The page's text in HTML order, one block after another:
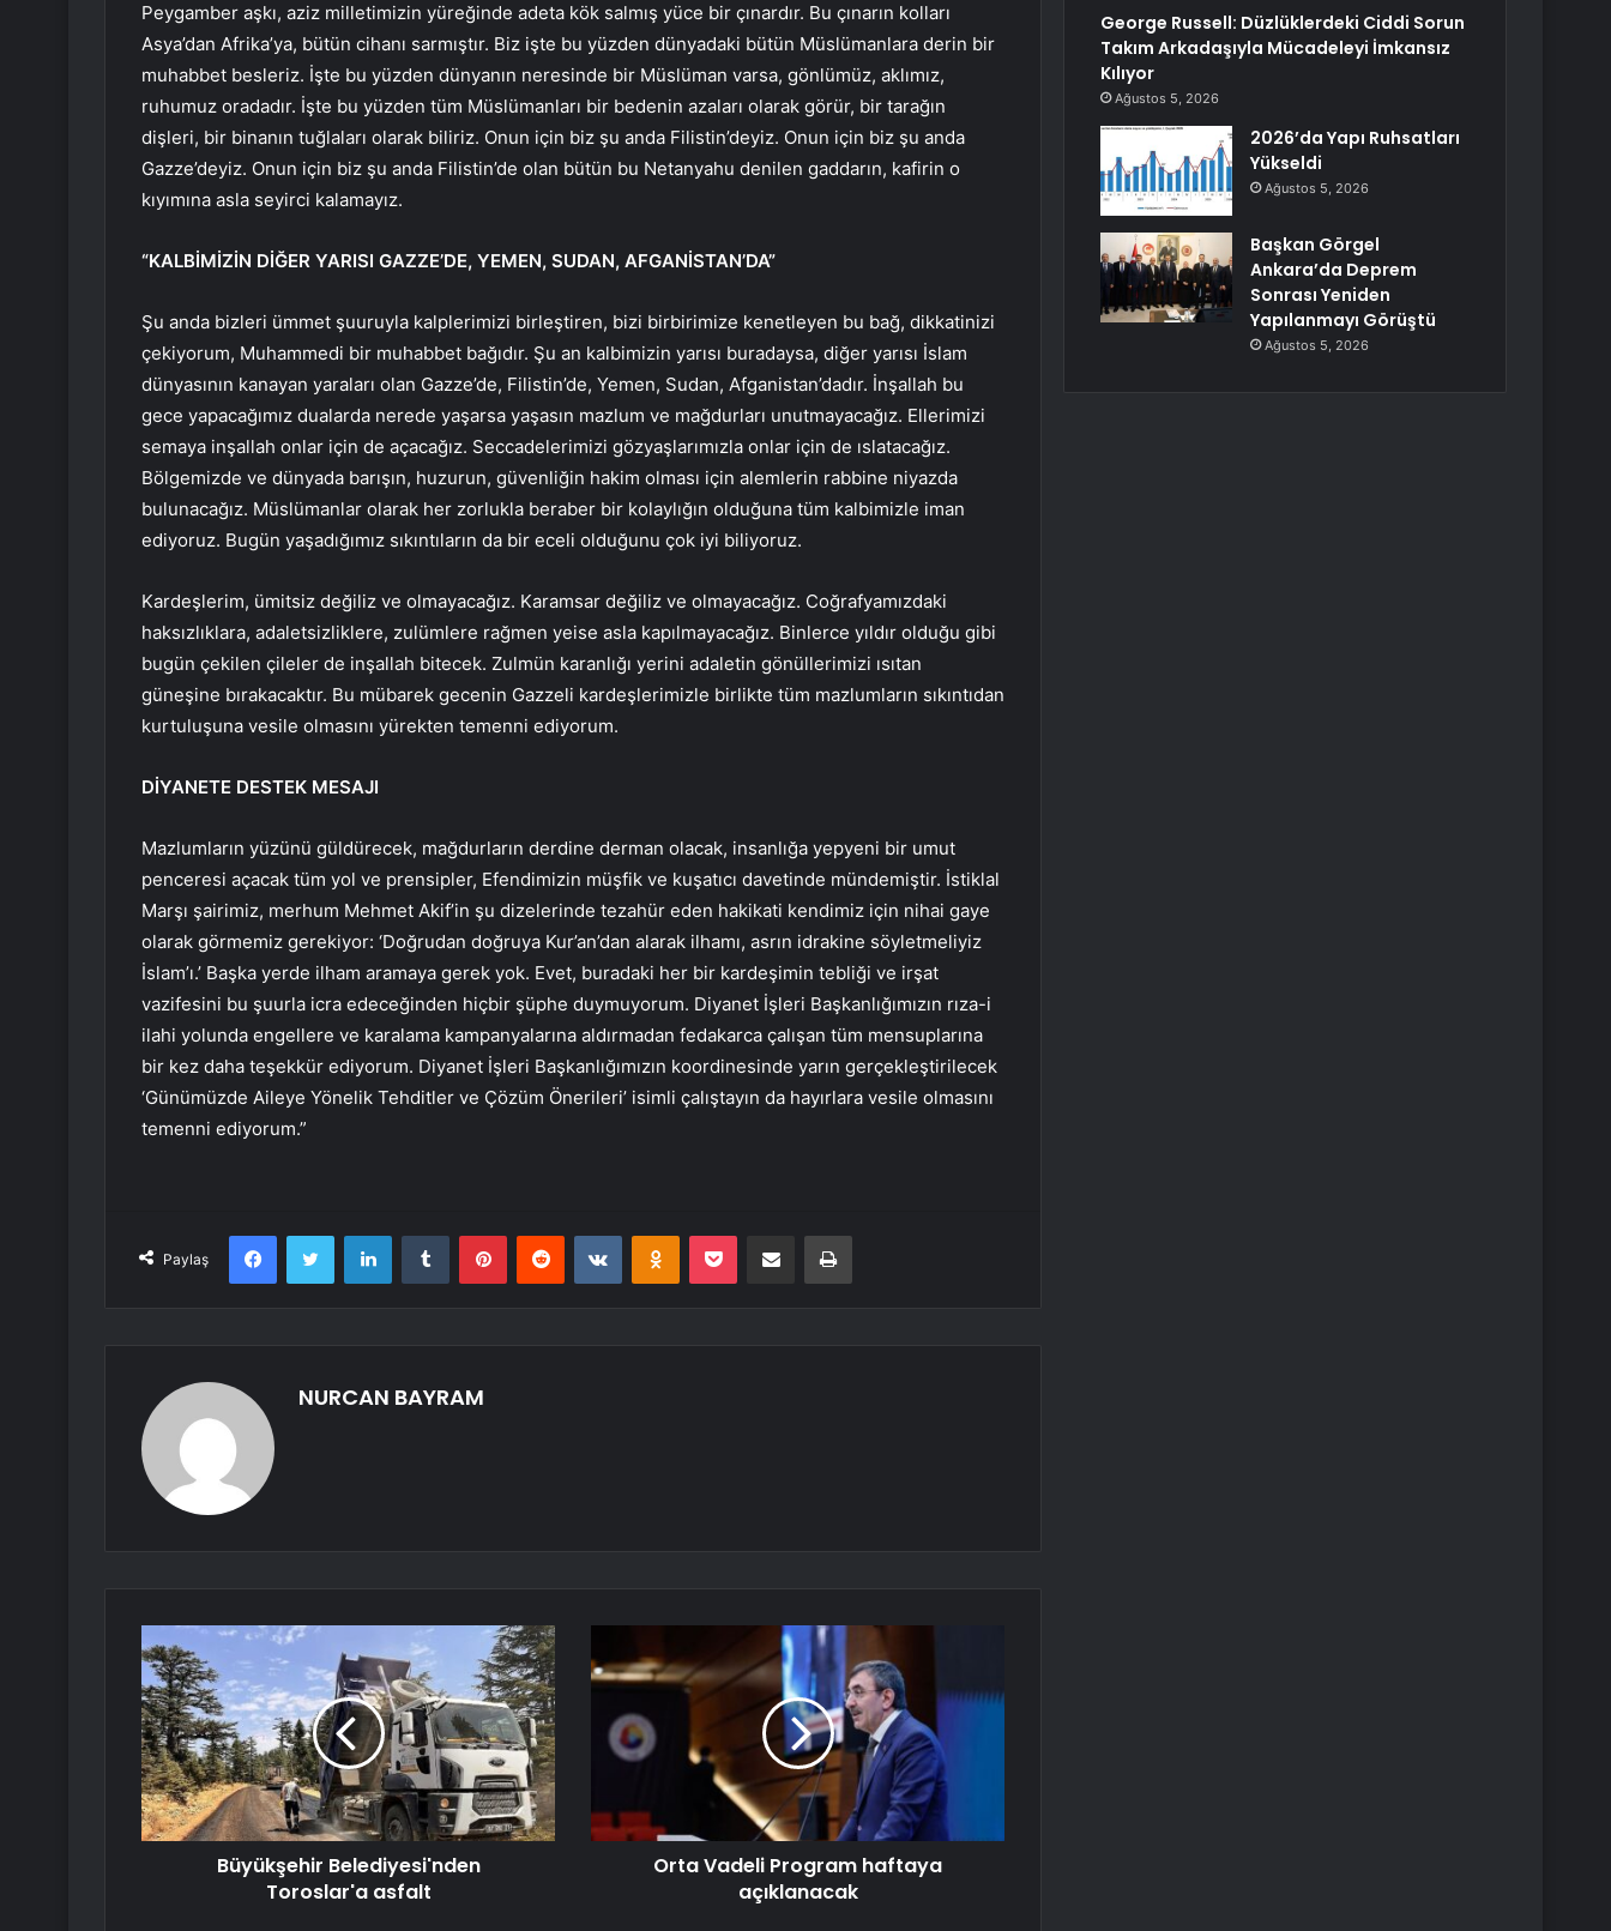
Peygamber aşkı, aziz milletimizin yüreğinde adeta kök salmış yüce bir çınardır. Bu çınarın kolları
Asya’dan Afrika’ya, bütün cihanı sarmıştır. Biz işte bu yüzden dünyadaki bütün Müslümanlara derin bir
muhabbet besleriz. İşte bu yüzden dünyanın neresinde bir Müslüman varsa, gönlümüz, aklımız,
ruhumuz oradadır. İşte bu yüzden tüm Müslümanları bir bedenin azaları olarak görür, bir tarağın
dişleri, bir binanın tuğlaları olarak biliriz. Onun için biz şu anda Filistin’deyiz. Onun için biz şu anda
Gazze’deyiz. Onun için biz şu anda Filistin’de olan bütün bu Netanyahu denilen gaddarın, kafirin o
kıyımına asla seyirci kalamayız.
“KALBİMİZİN DİĞER YARISI GAZZE’DE, YEMEN, SUDAN, AFGANİSTAN’DA”
Şu anda bizleri ümmet şuuruyla kalplerimizi birleştiren, bizi birbirimize kenetleyen bu bağ, dikkatinizi
çekiyorum, Muhammedi bir muhabbet bağıdır. Şu an kalbimizin yarısı buradaysa, diğer yarısı İslam
dünyasının kanayan yaraları olan Gazze’de, Filistin’de, Yemen, Sudan, Afganistan’dadır. İnşallah bu
gece yapacağımız dualarda nerede yaşarsa yaşasın mazlum ve mağdurları unutmayacağız. Ellerimizi
semaya inşallah onlar için de açacağız. Seccadelerimizi gözyaşlarımızla onlar için de ıslatacağız.
Bölgemizde ve dünyada barışın, huzurun, güvenliğin hakim olması için alemlerin rabbine niyazda
bulunacağız. Müslümanlar olarak her zorlukla beraber bir kolaylığın olduğuna tüm kalbimizle iman
ediyoruz. Bugün yaşadığımız sıkıntıların da bir eceli olduğunu çok iyi biliyoruz.
Kardeşlerim, ümitsiz değiliz ve olmayacağız. Karamsar değiliz ve olmayacağız. Coğrafyamızdaki
haksızlıklara, adaletsizliklere, zulümlere rağmen yeise asla kapılmayacağız. Binlerce yıldır olduğu gibi
bugün çekilen çileler de inşallah bitecek. Zulmün karanlığı yerini adaletin gönüllerimizi ısıtan
güneşine bırakacaktır. Bu mübarek gecenin Gazzeli kardeşlerimizle birlikte tüm mazlumların sıkıntıdan
kurtuluşuna vesile olmasını yürekten temenni ediyorum.
DİYANETE DESTEK MESAJI
Mazlumların yüzünü güldürecek, mağdurların derdine derman olacak, insanlığa yepyeni bir umut
penceresi açacak tüm yol ve prensipler, Efendimizin müşfik ve kuşatıcı davetinde mündemiştir. İstiklal
Marşı şairimiz, merhum Mehmet Akif’in şu dizelerinde tezahür eden hakikati kendimiz için nihai gaye
olarak görmemiz gerekiyor: ‘Doğrudan doğruya Kur’an’dan alarak ilhamı, asrın idrakine söyletmeliyiz
İslam’ı.’ Başka yerde ilham aramaya gerek yok. Evet, buradaki her bir kardeşimin tebliği ve irşat
vazifesini bu şuurla icra edeceğinden hiçbir şüphe duymuyorum. Diyanet İşleri Başkanlığımızın rıza-i
ilahi yolunda engellere ve karalama kampanyalarına aldırmadan fedakarca çalışan tüm mensuplarına
bir kez daha teşekkür ediyorum. Diyanet İşleri Başkanlığımızın koordinesinde yarın gerçekleştirilecek
‘Günümüzde Aileye Yönelik Tehditler ve Çözüm Önerileri’ isimli çalıştayın da hayırlara vesile olmasını
temenni ediyorum.”
Paylaş
FacebookTwitter LinkedInTumblr PinterestReddit VKontakteOdnoklassniki
Pocket E-Posta ile paylaş Yazdır
NURCAN BAYRAM
Büyükşehir Belediyesi'nden
Toroslar'a asfalt
Orta Vadeli Program haftaya
açıklanacak
George Russell: Düzlüklerdeki Ciddi Sorun
Takım Arkadaşıyla Mücadeleyi İmkansız
Kılıyor
Ağustos 5, 2026
2026’da Yapı Ruhsatları
Yükseldi
Ağustos 5, 2026
Başkan Görgel
Ankara’da Deprem
Sonrası Yeniden
Yapılanmayı Görüştü
Ağustos 5, 2026